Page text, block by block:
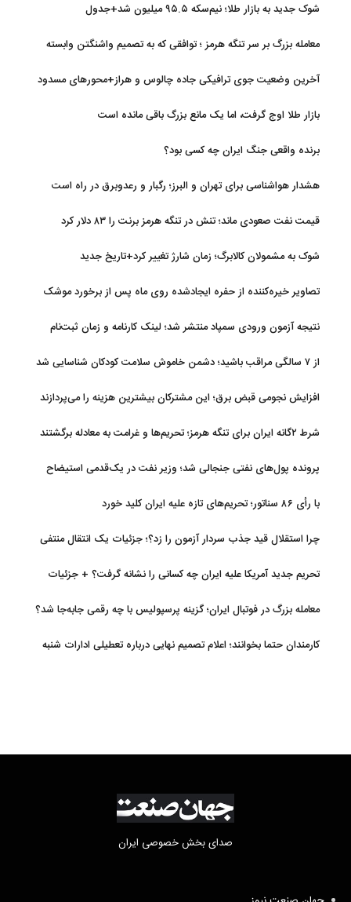
شوک جدید به بازار طلا؛ نیم‌سکه ۹۵.۵ میلیون شد+جدول
معامله بزرگ بر سر تنگه هرمز ؛ توافقی که به تصمیم واشنگتن وابسته
آخرین وضعیت جوی ترافیکی جاده چالوس و هراز+محورهای مسدود
بازار طلا اوج گرفت، اما یک مانع بزرگ باقی مانده است
برنده واقعی جنگ ایران چه کسی بود؟
هشدار هواشناسی برای تهران و البرز؛ رگبار و رعدوبرق در راه است
قیمت نفت صعودی ماند؛ تنش در تنگه هرمز برنت را ۸۳ دلار کرد
شوک به مشمولان کالابرگ؛ زمان شارژ تغییر کرد+تاریخ جدید
تصاویر خیره‌کننده از حفره ایجادشده روی ماه پس از برخورد موشک
نتیجه آزمون ورودی سمپاد منتشر شد؛ لینک کارنامه و زمان ثبت‌نام
از ۷ سالگی مراقب باشید؛ دشمن خاموش سلامت کودکان شناسایی شد
افزایش نجومی قبض برق؛ این مشترکان بیشترین هزینه را می‌پردازند
شرط ۲گانه ایران برای تنگه هرمز؛ تحریم‌ها و غرامت به معادله برگشتند
پرونده پول‌های نفتی جنجالی شد؛ وزیر نفت در یک‌قدمی استیضاح
با رأی ۸۶ سناتور؛ تحریم‌های تازه علیه ایران کلید خورد
چرا استقلال قید جذب سردار آزمون را زد؟؛ جزئیات یک انتقال منتفی
تحریم جدید آمریکا علیه ایران چه کسانی را نشانه گرفت؟ + جزئیات
معامله بزرگ در فوتبال ایران؛ گزینه پرسپولیس با چه رقمی جابه‌جا شد؟
کارمندان حتما بخوانند؛ اعلام تصمیم نهایی درباره تعطیلی ادارات شنبه
صدای بخش خصوصی ایران